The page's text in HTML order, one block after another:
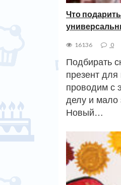
Что
16136 0
Подбирать
презент
проводим с
делу и мало
Новый…